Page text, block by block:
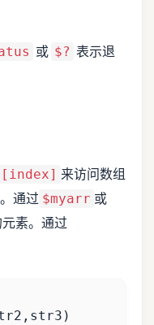
或 $? 表示退
来访问数组
通过 $myarr 或
素。通过
)